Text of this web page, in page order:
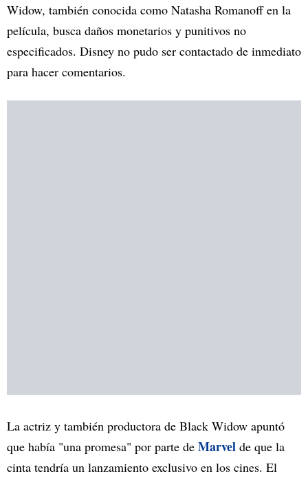
Widow, también conocida como Natasha Romanoff en la
película, busca daños monetarios y punitivos no
especificados. Disney no pudo ser contactado de inmediato
para hacer comentarios.
La actriz y también productora de Black Widow apuntó
que había "una promesa" por parte de Marvel de que la
cinta tendría un lanzamiento exclusivo en los cines. El